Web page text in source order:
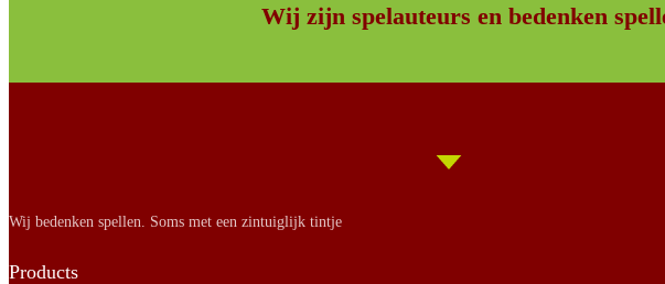
Wij zijn spelauteurs en bedenken
Wij bedenken spellen. Soms met een zintuiglijk tintje
Products